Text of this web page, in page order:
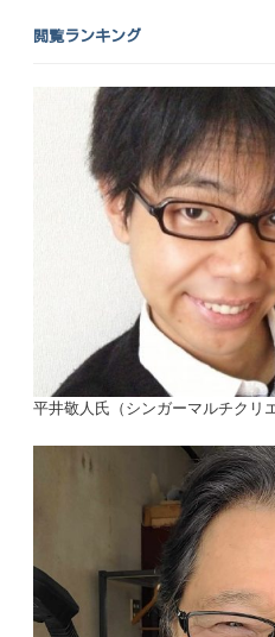
閲覧ランキング
平井敬人氏（シンガーマルチクリ